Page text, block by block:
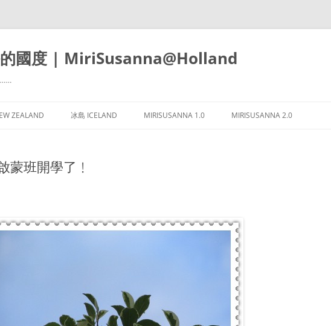
國度 | MiriSusanna@Holland
ZEALAND 冰島 ICELAND MIRISUSANNA 1.0 MIRISUSANNA 2.0
蒙班開學了﹗